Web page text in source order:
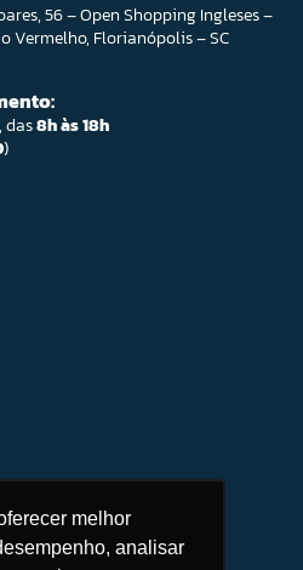
melhor
analisar
56 – Open Shopping Ingleses –
Vermelho, Florianópolis – SC
das8h às 18h
)
patrocinador